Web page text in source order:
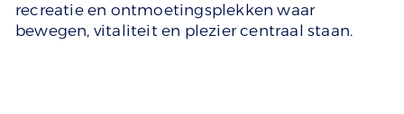
recreatie en ontmoetingsplekken waar
bewegen, vitaliteit en plezier centraal staan.